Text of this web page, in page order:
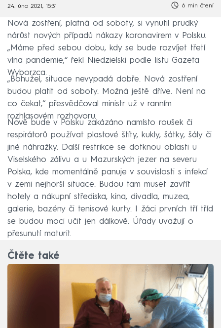
24. úno 2021, 15:31 6 min čtení
Nová zostření, platná od soboty, si vynutil prudký
nárůst nových případů nákazy koronavirem v Polsku.
„Máme před sebou dobu, kdy se bude rozvíjet třetí
vlna pandemie,“ řekl Niedzielski podle listu Gazeta
Wyborzca.
„Bohužel, situace nevypadá dobře. Nová zostření
budou platit od soboty. Možná ještě dříve. Není na
co čekat,“ přesvědčoval ministr už v ranním
rozhlasovém rozhovoru.
Nově bude v Polsku zakázáno namísto roušek či
respirátorů používat plastové štíty, kukly, šátky, šály či
jiné náhražky. Další restrikce se dotknou oblasti u
Viselského zálivu a u Mazurských jezer na severu
Polska, kde momentálně panuje v souvislosti s infekcí
v zemi nejhorší situace. Budou tam muset zavřít
hotely a nákupní střediska, kina, divadla, muzea,
galerie, bazény či tenisové kurty. I žáci prvních tří tříd
se budou moci učit jen dálkově. Úřady uvažují o
přesunutí maturit.
Čtěte také